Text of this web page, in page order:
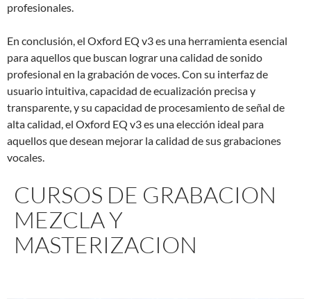
profesionales.
En conclusión, el Oxford EQ v3 es una herramienta esencial
para aquellos que buscan lograr una calidad de sonido
profesional en la grabación de voces. Con su interfaz de
usuario intuitiva, capacidad de ecualización precisa y
transparente, y su capacidad de procesamiento de señal de
alta calidad, el Oxford EQ v3 es una elección ideal para
aquellos que desean mejorar la calidad de sus grabaciones
vocales.
CURSOS DE GRABACION
MEZCLA Y
MASTERIZACION